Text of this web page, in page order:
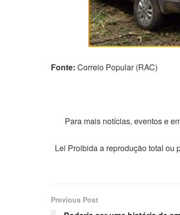
Fonte: Correio Popular (RAC)
Para mais notícias, eventos e
Lei Proibida a reprodução total ou
Previous Post